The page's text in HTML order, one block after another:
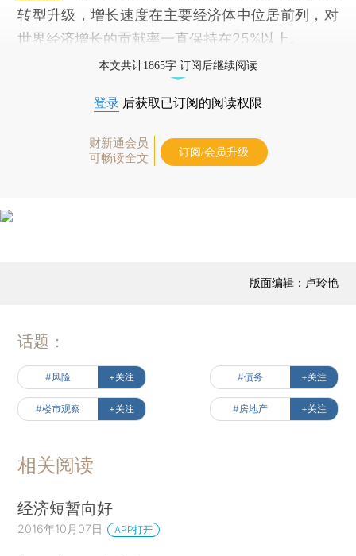
转型升级，增长速度在主要经济体中位居前列，对
世界经济增长的贡献率一直保持在25%以上。
本文共计1865字 订阅后继续阅读
登录 后获取已订阅的阅读权限
财新通会员
可畅读全文
订阅/会员升级
版面编辑：卢玲艳
话题：
#风险 +关注 #债务 +关注
#楼市观察 +关注 #房地产 +关注
相关阅读
经济短暂向好
2016年10月07日 APP打开